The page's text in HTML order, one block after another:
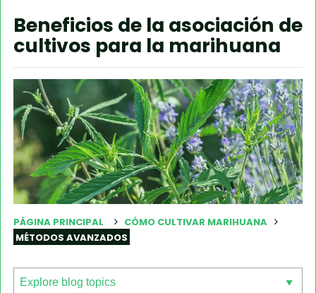
Beneficios de la asociación de
cultivos para la marihuana
PÁGINA PRINCIPAL
CÓMO CULTIVAR MARIHUANA
MÉTODOS AVANZADOS